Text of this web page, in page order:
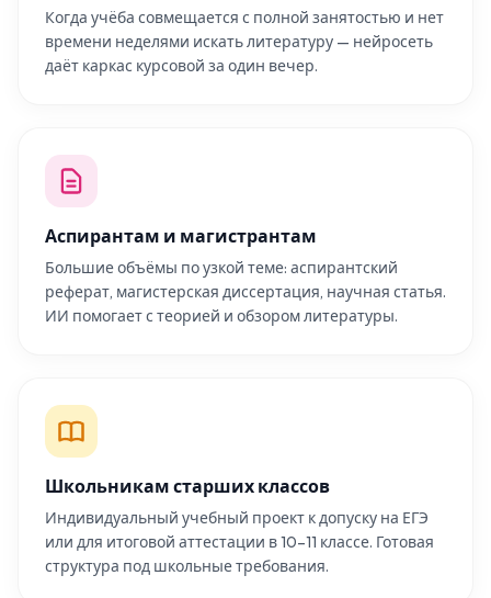
Когда учёба совмещается с полной занятостью и нет
времени неделями искать литературу — нейросеть
даёт каркас курсовой за один вечер.
Аспирантам и магистрантам
Большие объёмы по узкой теме: аспирантский
реферат, магистерская диссертация, научная статья.
ИИ помогает с теорией и обзором литературы.
Школьникам старших классов
Индивидуальный учебный проект к допуску на ЕГЭ
или для итоговой аттестации в 10–11 классе. Готовая
структура под школьные требования.